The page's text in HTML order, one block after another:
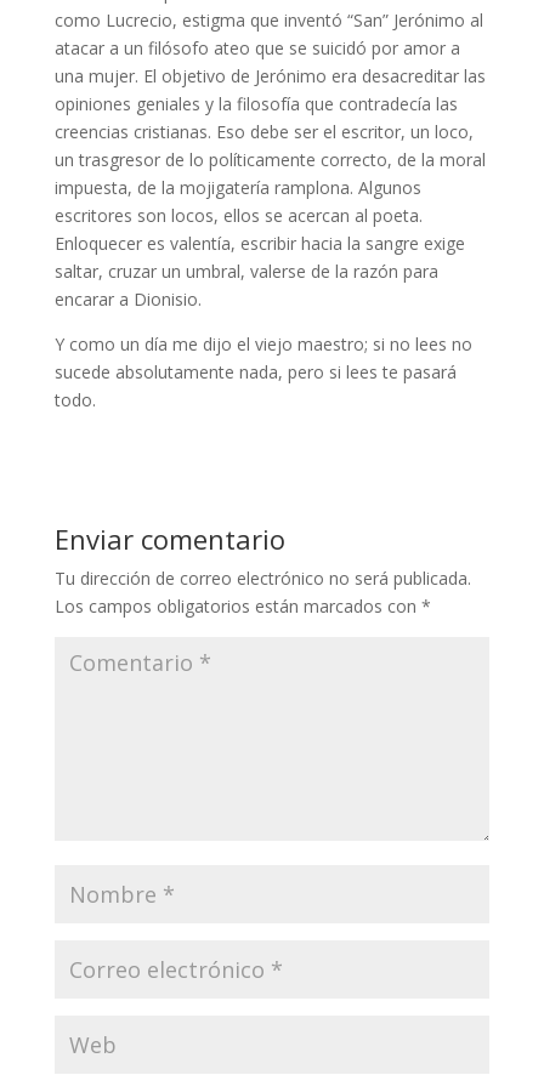
como Lucrecio, estigma que inventó “San” Jerónimo al
atacar a un filósofo ateo que se suicidó por amor a
una mujer. El objetivo de Jerónimo era desacreditar las
opiniones geniales y la filosofía que contradecía las
creencias cristianas. Eso debe ser el escritor, un loco,
un trasgresor de lo políticamente correcto, de la moral
impuesta, de la mojigatería ramplona. Algunos
escritores son locos, ellos se acercan al poeta.
Enloquecer es valentía, escribir hacia la sangre exige
saltar, cruzar un umbral, valerse de la razón para
encarar a Dionisio.
Y como un día me dijo el viejo maestro; si no lees no
sucede absolutamente nada, pero si lees te pasará
todo.
Enviar comentario
Tu dirección de correo electrónico no será publicada.
Los campos obligatorios están marcados con *